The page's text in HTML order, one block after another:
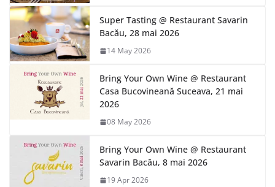
Super Tasting @ Restaurant Savarin
Bacău, 28 mai 2026
14 May 2026
Bring Your Own Wine @ Restaurant
Casa Bucovineană Suceava, 21 mai
2026
08 May 2026
Bring Your Own Wine @ Restaurant
Savarin Bacău, 8 mai 2026
19 Apr 2026